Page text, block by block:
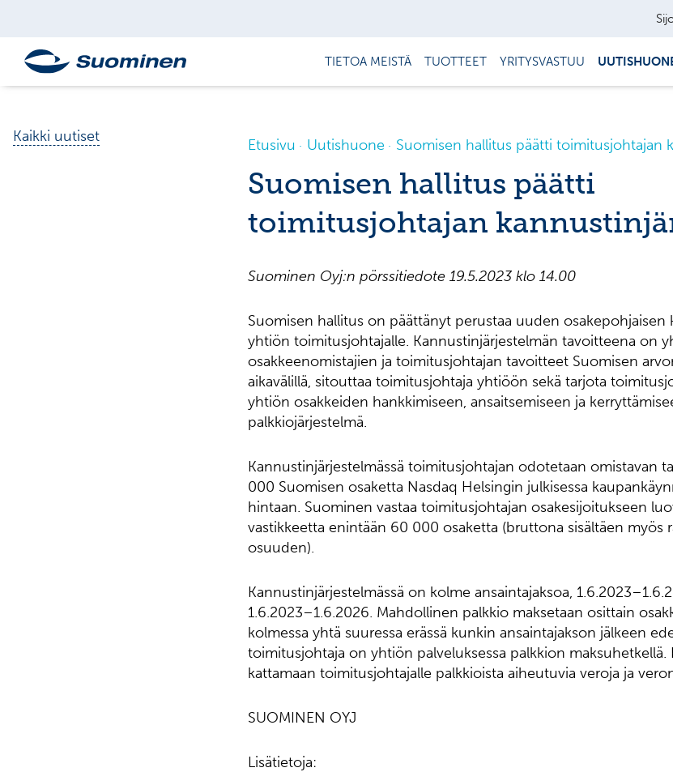
TIETOA MEISTÄ TUOTTEET YRITYSVASTUU
Kaikki uutiset Etusivu Uutishuone Suomisen hallitus päätti toimitusjohtajan
Suomisen hallitus päätti
toimitusjohtajan
Suominen Oyj:n pörssitiedote 19.5.2023 klo 14.00
Suomisen hallitus on päättänyt perustaa uuden osakepohjaisen
yhtiön toimitusjohtajalle. Kannustinjärjestelmän tavoitteena on
osakkeenomistajien ja toimitusjohtajan tavoitteet Suomisen
aikavälillä, sitouttaa toimitusjohtaja yhtiöön sekä tarjota
yhtiön osakkeiden hankkimiseen, ansaitsemiseen ja
palkkiojärjestelmä.
Kannustinjärjestelmässä toimitusjohtajan odotetaan omistavan
000 Suomisen osaketta Nasdaq Helsingin julkisessa
hintaan. Suominen vastaa toimitusjohtajan osakesijoitukseen
vastikkeetta enintään 60 000 osaketta (bruttona sisältäen myös
osuuden).
Kannustinjärjestelmässä on kolme ansaintajaksoa,
1.6.2023–1.6.2026. Mahdollinen palkkio maksetaan osittain
kolmessa yhtä suuressa erässä kunkin ansaintajakson jälkeen
toimitusjohtaja on yhtiön palveluksessa palkkion
kattamaan toimitusjohtajalle palkkioista aiheutuvia veroja ja
SUOMINEN OYJ
Lisätietoja: